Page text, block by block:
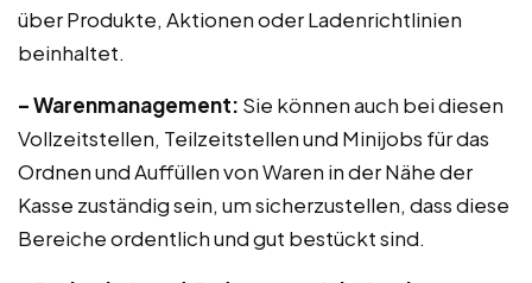
über Produkte, Aktionen oder Ladenrichtlinien
beinhaltet.
– Warenmanagement: Sie können auch bei diesen
Vollzeitstellen, Teilzeitstellen und Minijobs für das
Ordnen und Auffüllen von Waren in der Nähe der
Kasse zuständig sein, um sicherzustellen, dass diese
Bereiche ordentlich und gut bestückt sind.